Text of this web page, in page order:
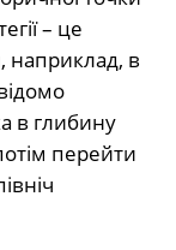
– це
наприклад, в
в глибину
перейти